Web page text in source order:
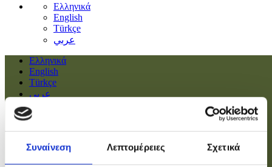
Συναίνεση Λεπτομέρειες Σχετικά
Ελληνικά
English
Türkçe
عربي
Ελληνικά
English
Türkçe
عربي
Πολιτική